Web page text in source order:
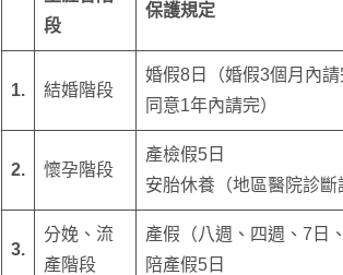
段
保護規定
1. 結婚階段
婚假8日（婚假3個月內
同意1年內請完）
2. 懷孕階段
產檢假5日
安胎休養（地區醫院診斷
3.
分娩、流
產階段
產假（八週、四週、7日
陪產假5日